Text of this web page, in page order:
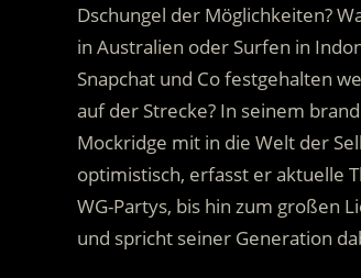
Dschungel der Möglichkeiten?
in Australien oder Surfen in
Snapchat und Co festgehalten
auf der Strecke? In seinem
Mockridge mit in die Welt der
optimistisch, erfasst er aktuelle
WG-Partys, bis hin zum großen
und spricht seiner Generation